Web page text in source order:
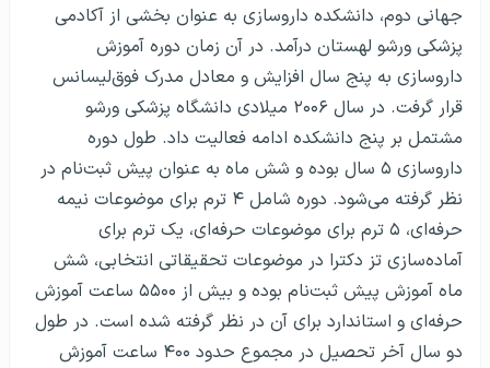
جهانی دوم، دانشکده داروسازی به عنوان بخشی از آکادمی
پزشکی ورشو لهستان درآمد. در آن زمان دوره آموزش
داروسازی به پنج سال افزایش و معادل مدرک فوق‌لیسانس
قرار گرفت. در سال ۲۰۰۶ میلادی دانشگاه پزشکی ورشو
مشتمل بر پنج دانشکده ادامه فعالیت داد. طول دوره
داروسازی ۵ سال بوده و شش ماه به عنوان پیش ثبت‌نام در
نظر گرفته می‌شود. دوره شامل ۴ ترم برای موضوعات نیمه
حرفه‌ای، ۵ ترم برای موضوعات حرفه‌ای، یک ترم برای
آماده‌سازی تز دکترا در موضوعات تحقیقاتی انتخابی، شش
ماه آموزش پیش ثبت‌نام بوده و بیش از ۵۵۰۰ ساعت آموزش
حرفه‌ای و استاندارد برای آن در نظر گرفته شده است. در طول
دو سال آخر تحصیل در مجموع حدود ۴۰۰ ساعت آموزش